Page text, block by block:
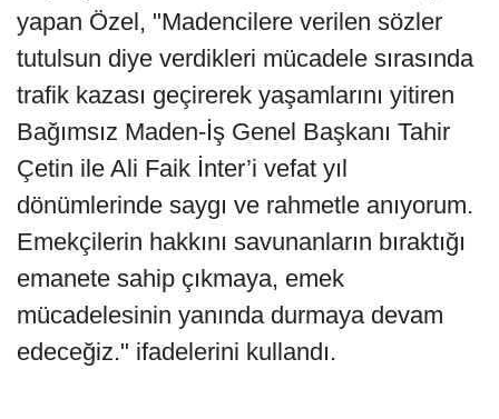
yapan Özel, "Madencilere verilen sözler
tutulsun diye verdikleri mücadele sırasında
trafik kazası geçirerek yaşamlarını yitiren
Bağımsız Maden-İş Genel Başkanı Tahir
Çetin ile Ali Faik İnter’i vefat yıl
dönümlerinde saygı ve rahmetle anıyorum.
Emekçilerin hakkını savunanların bıraktığı
emanete sahip çıkmaya, emek
mücadelesinin yanında durmaya devam
edeceğiz." ifadelerini kullandı.